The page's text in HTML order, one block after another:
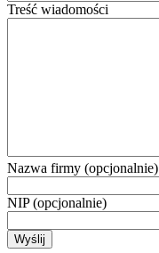
Treść wiadomości
Nazwa firmy (opcjonalnie)
NIP (opcjonalnie)
Wyślij